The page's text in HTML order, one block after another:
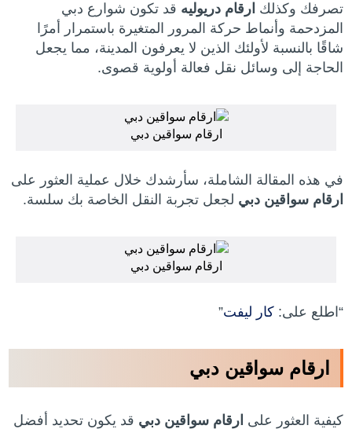
تصرفك وكذلك ارقام دريوليه قد تكون شوارع دبي
المزدحمة وأنماط حركة المرور المتغيرة باستمرار أمرًا
شاقًا بالنسبة لأولئك الذين لا يعرفون المدينة، مما يجعل
الحاجة إلى وسائل نقل فعالة أولوية قصوى.
ارقام سواقين دبي
في هذه المقالة الشاملة، سأرشدك خلال عملية العثور على
ارقام سواقين دبي لجعل تجربة النقل الخاصة بك سلسة.
ارقام سواقين دبي
“اطلع على:كار ليفت”
ارقام سواقين دبي
كيفية العثور على ارقام سواقين دبي قد يكون تحديد أفضل